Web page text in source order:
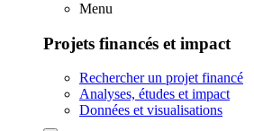
Menu
Projets financés et impact
Rechercher un projet financé
Analyses, études et impact
Données et visualisations